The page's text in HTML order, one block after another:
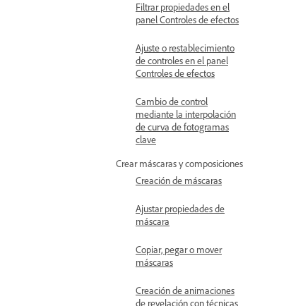
Filtrar propiedades en el
panel Controles de efectos
Ajuste o restablecimiento
de controles en el panel
Controles de efectos
Cambio de control
mediante la interpolación
de curva de fotogramas
clave
Crear máscaras y composiciones
Creación de máscaras
Ajustar propiedades de
máscara
Copiar, pegar o mover
máscaras
Creación de animaciones
de revelación con técnicas